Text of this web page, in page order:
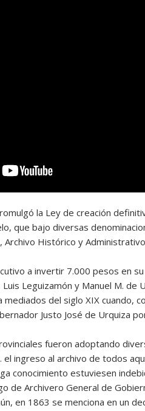
la Ley de creación
que bajo diversas
Archivo Histórico y
a invertir 7.000 pesos en
Leguizamón y Manuel M. de
del siglo XIX cuando,
Justo José de Urquiza
fueron adoptando
el ingreso al archivo de todos
conocimiento estuviesen
de Archivero General de
en 1863 se menciona en un